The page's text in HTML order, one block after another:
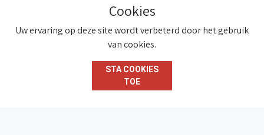
© JazzInBelgium 2026 ( Version 1.1.2)
Cookies
Uw ervaring op deze site wordt verbeterd door het gebruik
van cookies.
STA COOKIES
TOE